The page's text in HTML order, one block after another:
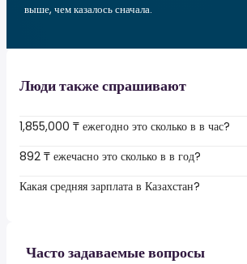
выше, чем казалось сначала.
Люди также спрашивают
1,855,000 ₸ ежегодно это сколько в в час?
892 ₸ ежечасно это сколько в в год?
Какая средняя зарплата в Казахстан?
Часто задаваемые вопросы